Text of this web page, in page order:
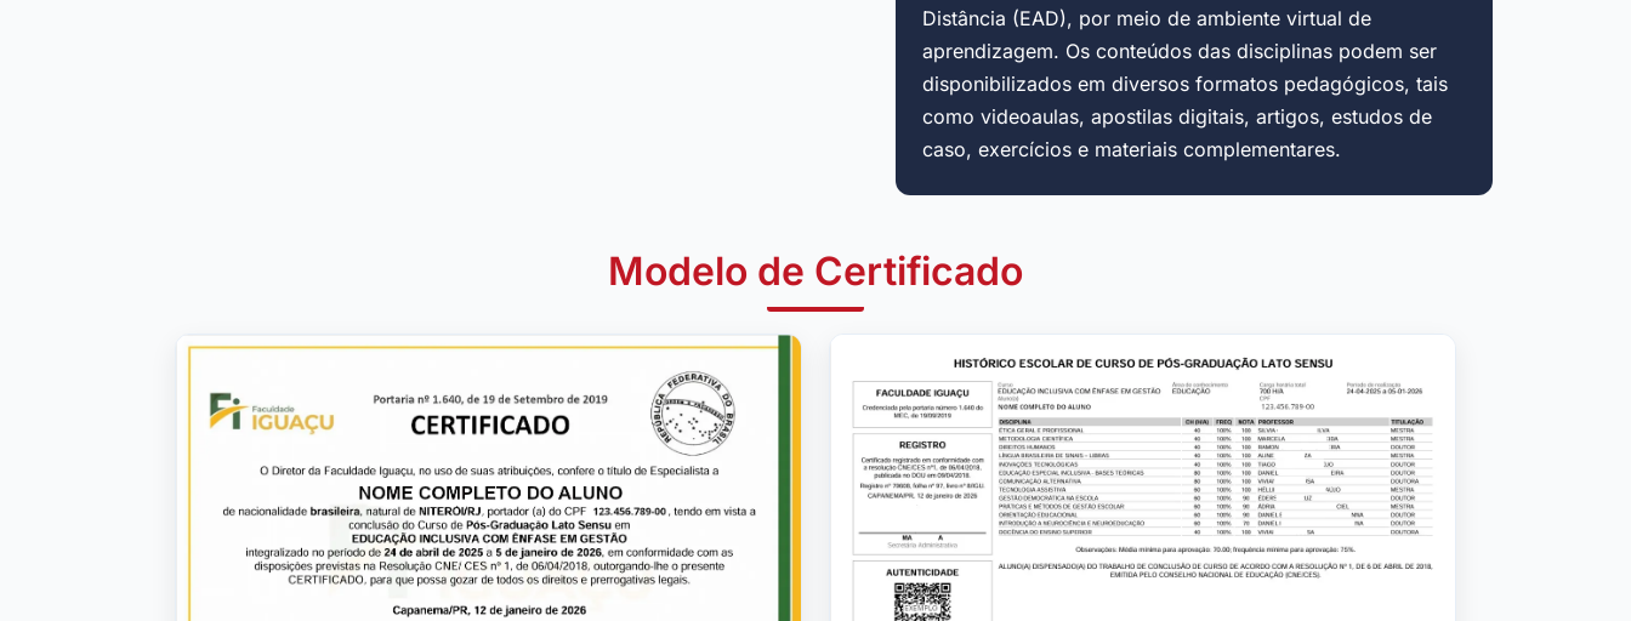
Distância (EAD), por meio de ambiente virtual de
aprendizagem. Os conteúdos das disciplinas podem ser
disponibilizados em diversos formatos pedagógicos, tais
como videoaulas, apostilas digitais, artigos, estudos de
caso, exercícios e materiais complementares.
Modelo de Certificado